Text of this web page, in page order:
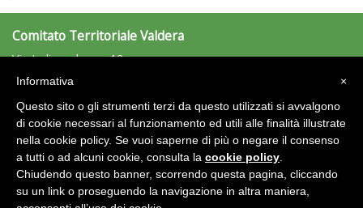
Comitato Territoriale Valdera
Via Indipendenza, 12
56025 Pontedera (PI)
e-mail:valdera@uisp.it
Area Riservata 2.0
×
Informativa
Questo sito o gli strumenti terzi da questo utilizzati si avvalgono
di cookie necessari al funzionamento ed utili alle finalità illustrate
nella cookie policy. Se vuoi saperne di più o negare il consenso
a tutti o ad alcuni cookie, consulta la cookie policy
Chiudendo questo banner, scorrendo questa pagina, cliccando
su un link o proseguendo la navigazione in altra maniera,